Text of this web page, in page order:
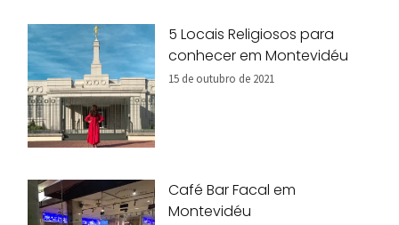
5 Locais Religiosos para
conhecer em Montevidéu
15 de outubro de 2021
Café Bar Facal em
Montevidéu